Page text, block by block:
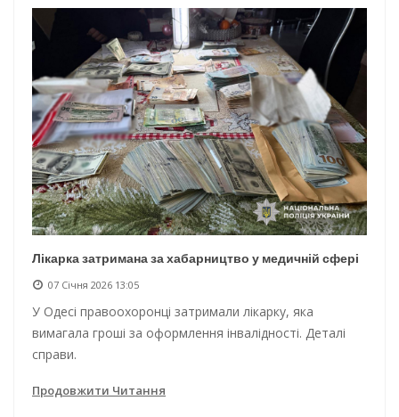
Нічна атака на Одесу: наслідки обстрілу
Енергетична підтримка для Одеси
Водопостачання в Одесі: нові локації для підвезення води
Лікарка затримана за хабарництво у медичній сфері
07 Січня 2026 13:05
У Одесі правоохоронці затримали лікарку, яка
вимагала гроші за оформлення інвалідності. Деталі
справи.
Продовжити Читання